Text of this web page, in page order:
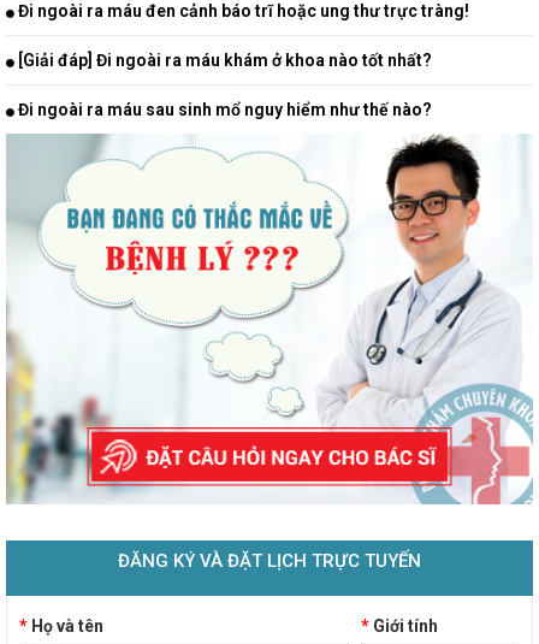
Đi ngoài ra máu đen cảnh báo trĩ hoặc ung thư trực tràng!
[Giải đáp] Đi ngoài ra máu khám ở khoa nào tốt nhất?
Đi ngoài ra máu sau sinh mổ nguy hiểm như thế nào?
ĐĂNG KÝ VÀ ĐẶT LỊCH TRỰC TUYẾN
* Họ và tên *Giới tính